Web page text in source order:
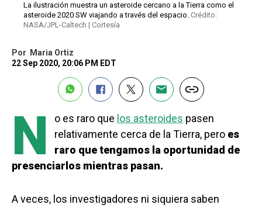
La ilustración muestra un asteroide cercano a la Tierra como el
asteroide 2020 SW viajando a través del espacio. Crédito:
NASA/JPL-Caltech | Cortesía
Por
Maria Ortiz
22 Sep 2020, 20:06 PM EDT
N o es raro que los asteroides pasen
relativamente cerca de la Tierra, pero es
raro que tengamos la oportunidad de
presenciarlos mientras pasan.
A veces, los investigadores ni siquiera saben